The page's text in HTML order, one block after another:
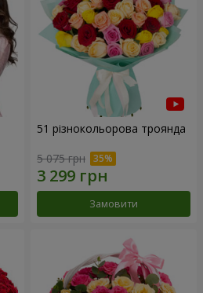
51 різнокольорова троянда
5 075 грн
Замовити